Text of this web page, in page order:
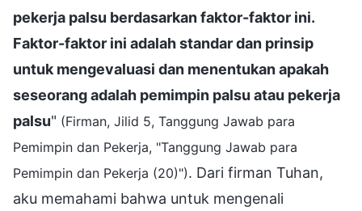
pekerja palsu berdasarkan faktor-faktor ini.
Faktor-faktor ini adalah standar dan prinsip
untuk mengevaluasi dan menentukan apakah
seseorang adalah pemimpin palsu atau pekerja
palsu" (Firman, Jilid 5, Tanggung Jawab para
Pemimpin dan Pekerja, "Tanggung Jawab para
Pemimpin dan Pekerja (20)"). Dari firman Tuhan,
aku memahami bahwa untuk mengenali